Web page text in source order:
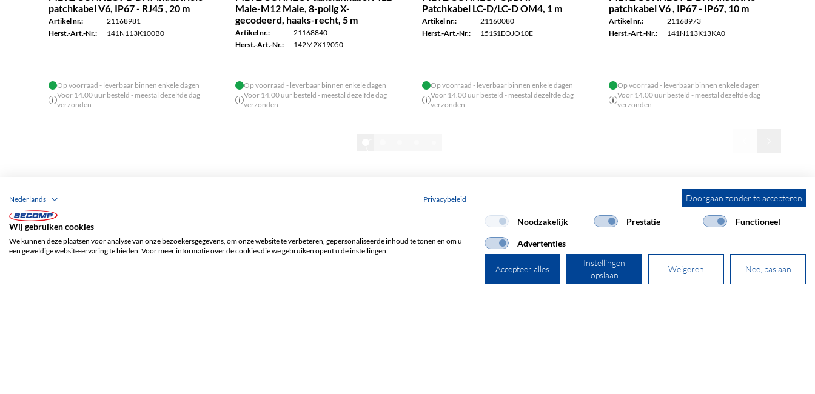
patchkabel V6, IP67 - RJ45 , 20 m
Artikel nr.:
21168981
Herst.-Art.-Nr.:
141N113K100B0
Op voorraad - leverbaar binnen enkele dagen
Voor 14.00 uur besteld - meestal dezelfde dag
verzonden
Male-M12 Male, 8-polig X-
gecodeerd, haaks-recht, 5 m
Artikel nr.:
21168840
Herst.-Art.-Nr.:
142M2X19050
Op voorraad - leverbaar binnen enkele dagen
Voor 14.00 uur besteld - meestal dezelfde dag
verzonden
Patchkabel LC-D/LC-D OM4, 1 m
Artikel nr.:
21160080
Herst.-Art.-Nr.:
151S1EOJO10E
Op voorraad - leverbaar binnen enkele dagen
Voor 14.00 uur besteld - meestal dezelfde dag
verzonden
patchkabel V6 , IP67 - IP67, 10 m
Artikel nr.:
21168973
Herst.-Art.-Nr.:
141N113K13KA0
Op voorraad - leverbaar binnen enkele dagen
Voor 14.00 uur besteld - meestal dezelfde dag
verzonden
Doorgaan zonder te accepteren
Nederlands Privacybeleid
Wij gebruiken cookies
We kunnen deze plaatsen voor analyse van onze bezoekersgegevens, om onze website te verbeteren, gepersonaliseerde inhoud te tonen en om u
een geweldige website-ervaring te bieden. Voor meer informatie over de cookies die we gebruiken opent u de instellingen.
Noodzakelijk Prestatie Functioneel
Advertenties
Accepteer alles
Instellingen
opslaan
Weigeren Nee, pas aan